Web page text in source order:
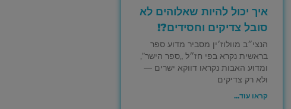
איך יכול להיות שאלוהים לא
סובל צדיקים וחסידים?!
הנצי״ב מוולוז׳ין מסביר מדוע ספר
בראשית נקרא בפי חז״ל „ספר הישר”,
ומדוע האבות נקראו דווקא ישרים —
ולא רק צדיקים
קראו עוד...